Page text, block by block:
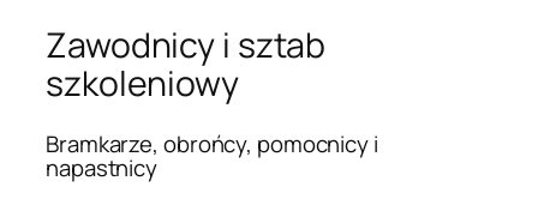
Zawodnicy i sztab
szkoleniowy
Bramkarze, obrońcy, pomocnicy i
napastnicy